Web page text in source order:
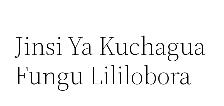
Jinsi Ya Kuchagua
Fungu Lililobora